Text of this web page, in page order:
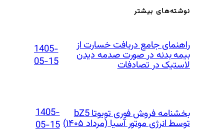
نوشته‌های بیشتر
راهنمای جامع دریافت خسارت از
بیمه بدنه در صورت صدمه دیدن
لاستیک در تصادفات
1405-
05-15
بخشنامه فروش فوری تویوتا bZ5
توسط انرژی موتور آسیا (مرداد ۱۴۰۵)
1405-
05-15